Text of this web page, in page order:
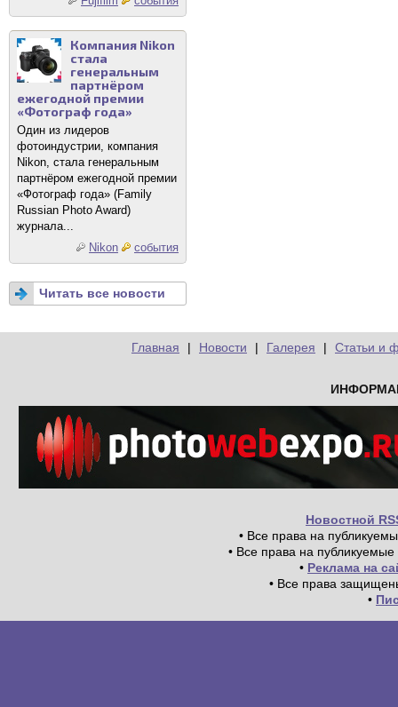
Компания Nikon
стала
генеральным
партнёром
ежегодной премии
«Фотограф года»
Один из лидеров
фотоиндустрии, компания
Nikon, стала генеральным
партнёром ежегодной премии
«Фотограф года» (Family
Russian Photo Award)
журнала...
Nikon
события
Читать все новости
Главная | Новости | Галерея | Статьи и
Новостной
• Все права на
• Все права на
• Реклама на
• Все права
•